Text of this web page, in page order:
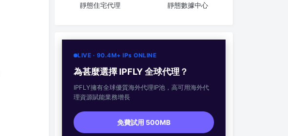
靜態住宅代理 靜態數據中心
LIVE · 90.4M+ IPs ONLINE
為甚麼選擇 IPFLY 全球代理？
IPFLY擁有全球優質海外代理IP池，高可用海外代
理資源賦能業務增長
免費試用 500MB